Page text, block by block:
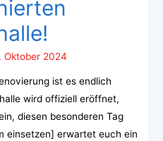
Oktober 2024
ist es endlich
wird offiziell eröffnet,
diesen besonderen Tag
einsetzen] erwartet euch ein